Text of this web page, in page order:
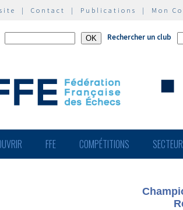
| Contact | Publications | Mon
Rechercher un club
FFE COMPÉTITIONS